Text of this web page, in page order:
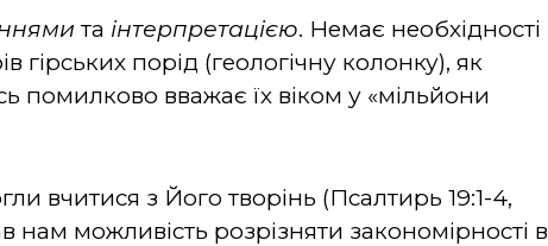
та інтерпретацією. Немає необхідності
гірських порід (геологічну колонку), як
помилково вважає їх віком у «мільйони
вчитися з Його творінь (Псалтирь 19:1-4,
нам можливість розрізняти закономірності в